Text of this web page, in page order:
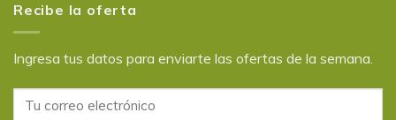
Recibe la oferta
Ingresa tus datos para enviarte las ofertas de la semana.